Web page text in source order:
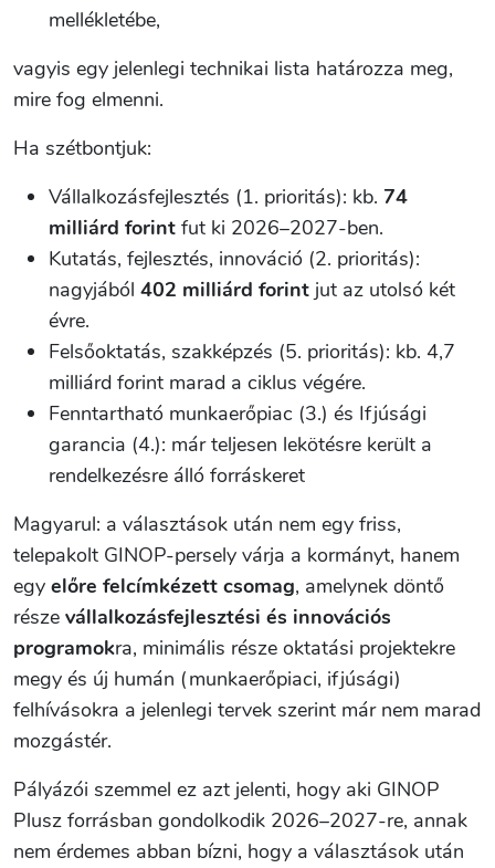
mellékletébe,
vagyis egy jelenlegi technikai lista határozza meg,
mire fog elmenni.
Ha szétbontjuk:
Vállalkozásfejlesztés (1. prioritás): kb. 74
milliárd forint fut ki 2026–2027-ben.
Kutatás, fejlesztés, innováció (2. prioritás):
nagyjából 402 milliárd forint jut az utolsó két
évre.
Felsőoktatás, szakképzés (5. prioritás): kb. 4,7
milliárd forint marad a ciklus végére.
Fenntartható munkaerőpiac (3.) és Ifjúsági
garancia (4.): már teljesen lekötésre került a
rendelkezésre álló forráskeret
Magyarul: a választások után nem egy friss,
telepakolt GINOP-persely várja a kormányt, hanem
egy előre felcímkézett csomag, amelynek döntő
része vállalkozásfejlesztési és innovációs
programokra, minimális része oktatási projektekre
megy és új humán (munkaerőpiaci, ifjúsági)
felhívásokra a jelenlegi tervek szerint már nem marad
mozgástér.
Pályázói szemmel ez azt jelenti, hogy aki GINOP
Plusz forrásban gondolkodik 2026–2027-re, annak
nem érdemes abban bízni, hogy a választások után